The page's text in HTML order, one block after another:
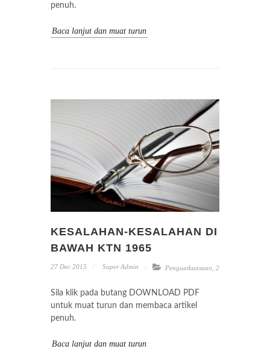
penuh.
Baca lanjut dan muat turun
KESALAHAN-KESALAHAN DI
BAWAH KTN 1965
27 Dec 2015 Super Admin Penguatkuasaan 2
Sila klik pada butang DOWNLOAD PDF
untuk muat turun dan membaca artikel
penuh.
Baca lanjut dan muat turun